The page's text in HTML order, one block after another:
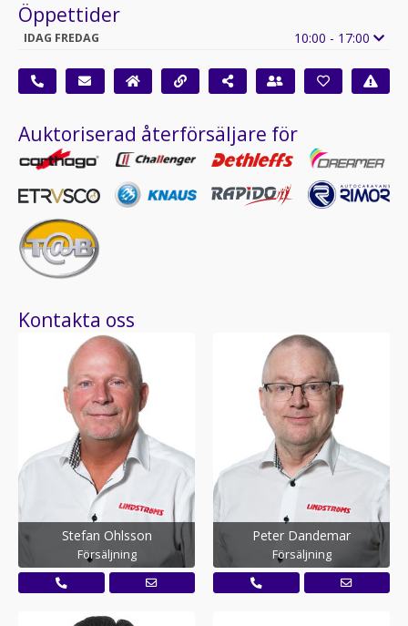
Öppettider
IDAG FREDAG 10:00 - 17:00
Auktoriserad återförsäljare för
Kontakta oss
Stefan Ohlsson
Försäljning
Peter Dandemar
Försäljning